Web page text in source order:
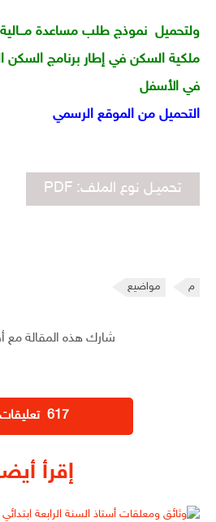
ولتحميل نموذج طلب مساعدة
ملكية السكن في إطار برنامج
في الأسفل
التحميل من الموقع الرسمي
تحميـل نوع الملف: PDF
م مواضيع
شارك هذه المقالة مع
‫617 تعليقات
إقرأ